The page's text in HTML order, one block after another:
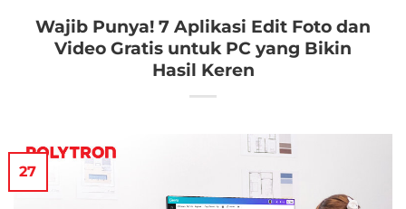
Wajib Punya! 7 Aplikasi Edit Foto dan
Video Gratis untuk PC yang Bikin
Hasil Keren
27